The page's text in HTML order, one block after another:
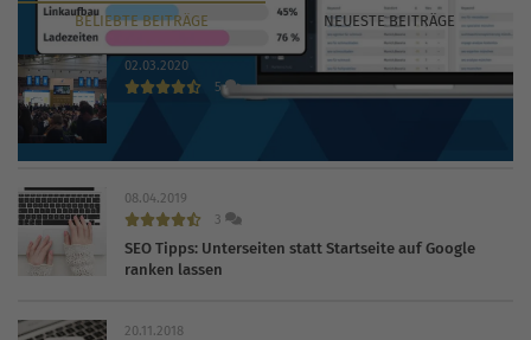
BELIEBTEBEITRÄGE NEUESTEBEITRÄGE
02.03.2020
5
08.04.2019
3
SEO Tipps: Unterseiten statt Startseite auf Google
ranken lassen
20.11.2018